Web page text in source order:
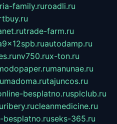
family.ruroadli.ru
trade-farm.ru
autodamp.ru
nv750.rux-ton.ru
manunae.ru
madoma.rutajuncos.ru
besplatno.rusplclub.ru
ribery.rucleanmedicine.ru
seks-365.ru